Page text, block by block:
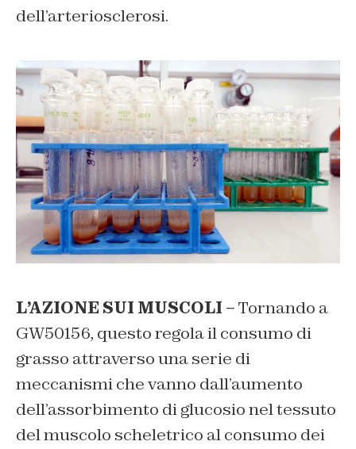
dell’arteriosclerosi.
L’AZIONE SUI MUSCOLI –Tornando a
GW50156, questo regola il consumo di
grasso attraverso una serie di
meccanismi che vanno dall’aumento
dell’assorbimento di glucosio nel tessuto
del muscolo scheletrico al consumo dei